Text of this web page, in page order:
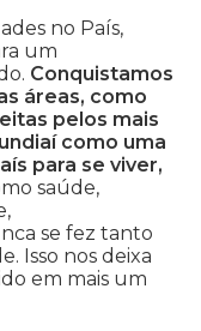
no País,
um
Conquistamos
áreas, como
pelos mais
como uma
para se viver,
saúde,
se fez tanto
Isso nos deixa
em mais um